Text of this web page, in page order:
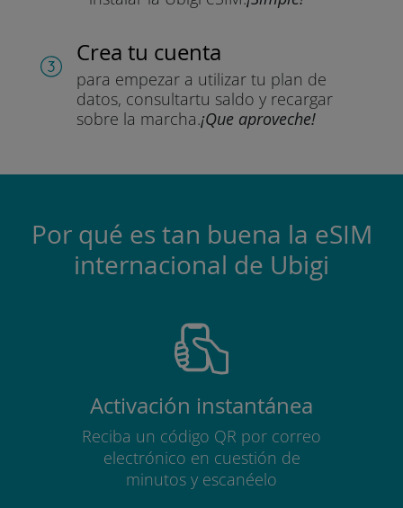
Crea tu cuenta
para empezar a utilizar tu plan de
datos, consultartu saldo y recargar
sobre la marcha.¡Que aproveche!
Por qué es tan buena la eSIM
internacional de Ubigi
Activación instantánea
Reciba un código QR por correo
electrónico en cuestión de
minutos y escanéelo